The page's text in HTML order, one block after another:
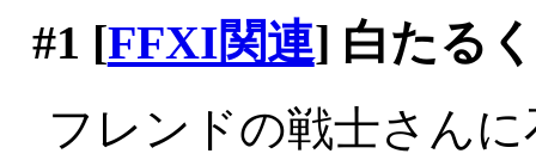
#1 [FFXI関連] 白たる
フレンドの戦士さん